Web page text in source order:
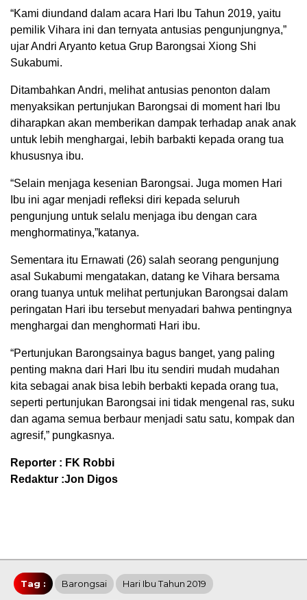
“Kami diundand dalam acara Hari Ibu Tahun 2019, yaitu
pemilik Vihara ini dan ternyata antusias pengunjungnya,”
ujar Andri Aryanto ketua Grup Barongsai Xiong Shi
Sukabumi.
Ditambahkan Andri, melihat antusias penonton dalam
menyaksikan pertunjukan Barongsai di moment hari Ibu
diharapkan akan memberikan dampak terhadap anak anak
untuk lebih menghargai, lebih barbakti kepada orang tua
khususnya ibu.
“Selain menjaga kesenian Barongsai. Juga momen Hari
Ibu ini agar menjadi refleksi diri kepada seluruh
pengunjung untuk selalu menjaga ibu dengan cara
menghormatinya,”katanya.
Sementara itu Ernawati (26) salah seorang pengunjung
asal Sukabumi mengatakan, datang ke Vihara bersama
orang tuanya untuk melihat pertunjukan Barongsai dalam
peringatan Hari ibu tersebut menyadari bahwa pentingnya
menghargai dan menghormati Hari ibu.
“Pertunjukan Barongsainya bagus banget, yang paling
penting makna dari Hari Ibu itu sendiri mudah mudahan
kita sebagai anak bisa lebih berbakti kepada orang tua,
seperti pertunjukan Barongsai ini tidak mengenal ras, suku
dan agama semua berbaur menjadi satu satu, kompak dan
agresif,” pungkasnya.
Reporter : FK Robbi
Redaktur :Jon Digos
Tag : Barongsai Hari Ibu Tahun 2019